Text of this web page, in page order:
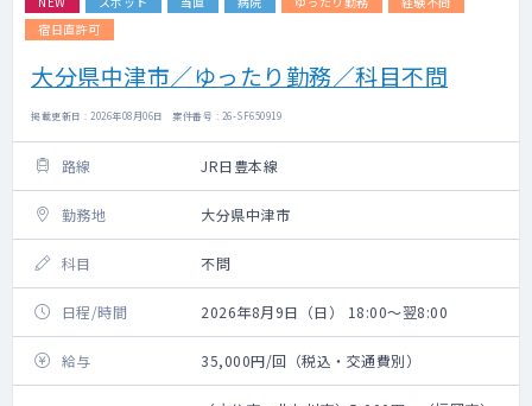
宿日直許可
大分県中津市／ゆったり勤務／科目不問
掲載更新日 : 2026年08月06日 案件番号 : 26-SF650919
路線 JR日豊本線
勤務地 大分県中津市
科目 不問
日程/時間 2026年8月9日（日） 18:00～翌8:00
給与 35,000円/回（税込・交通費別）